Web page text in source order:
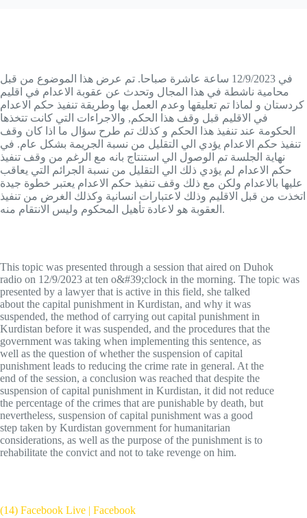
في 12/9/2023 ساعة عاشرة صباحا. تم عرض هذا الموضوع من قبل
محامية ناشطة في هذا المجال وتحدث عن عقوبة الاعدام في اقليم
كردستان و لماذا تم تعليقها وعدم العمل بها وطريقة تنفيذ حكم الاعدام
في الاقليم قبل وقف هذا الحكم, والاجراءات التي كانت تتخذها
الحكومة عند تنفيذ هذا الحكم و كذلك تم طرح سؤال ما اذا كان وقف
تنفيذ حكم الاعدام يؤدي الي التقليل من نسبة الجريمة بشكل عام. في
نهاية الجلسة تم الوصول الي استنتاج بانه مع الرغم من وقف تنفيذ
حكم الاعدام لم يؤدي ذلك الي التقليل من نسبة الجرائم التي يعاقب
عليها بالاعدام ولكن مع ذلك وقف تنفيذ حكم الاعدام يعتبر خطوة جيدة
اتخذت من قبل الاقليم وذلك لاعتبارات انسانية وكذلك الغرض من تنفيذ
العقوبة هو لاعادة تأهيل المحكوم وليس الانتقام منه.
This topic was presented through a session that aired on Duhok
radio on 12/9/2023 at ten o&#39;clock in the morning. The topic was
presented by a lawyer that is active in this field, she talked
about the capital punishment in Kurdistan, and why it was
suspended, the method of carrying out capital punishment in
Kurdistan before it was suspended, and the procedures that the
government was taking when implementing this sentence, as
well as the question of whether the suspension of capital
punishment leads to reducing the crime rate in general. At the
end of the session, a conclusion was reached that despite the
suspension of capital punishment in Kurdistan, it did not reduce
the percentage of the crimes that are punishable by death, but
nevertheless, suspension of capital punishment was a good
step taken by Kurdistan government for humanitarian
considerations, as well as the purpose of the punishment is to
rehabilitate the convict and not to take revenge on him.
(14) Facebook Live | Facebook